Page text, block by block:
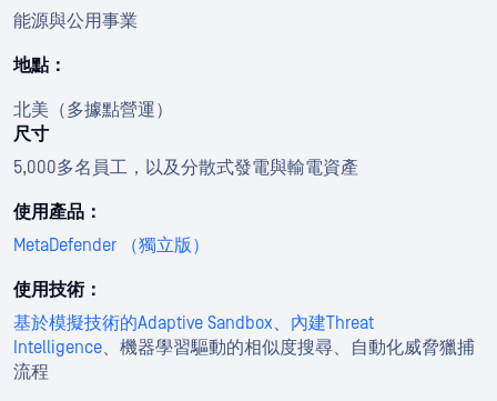
能源與公用事業
地點：
北美（多據點營運）
尺寸
5,000多名員工，以及分散式發電與輸電資產
使用產品：
MetaDefender （獨立版）
使用技術：
基於模擬技術的Adaptive Sandbox、 內建Threat
Intelligence、機器學習驅動的相似度搜尋、自動化威脅獵捕
流程